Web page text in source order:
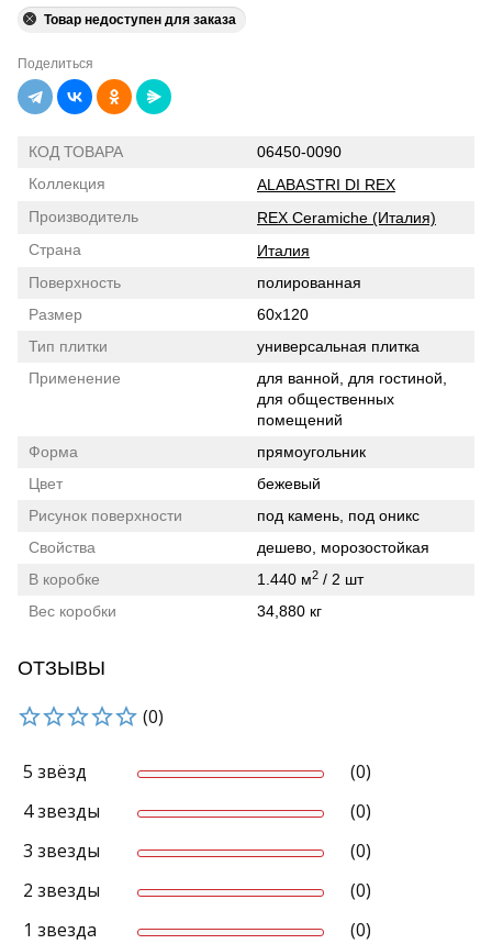
Товар недоступен для заказа
Поделиться
КОД ТОВАРА
06450-0090
Коллекция
ALABASTRI DI REX
Производитель
REX Ceramiche (Италия)
Страна
Италия
Поверхность
полированная
Размер
60x120
Тип плитки
универсальная плитка
Применение
для ванной, для гостиной,
для общественных
помещений
Форма
прямоугольник
Цвет
бежевый
Рисунок поверхности
под камень, под оникс
Свойства
дешево, морозостойкая
В коробке
1.440 м2 / 2 шт
Вес коробки
34,880 кг
ОТЗЫВЫ
(0)
5 звёзд
(0)
4 звезды
(0)
3 звезды
(0)
2 звезды
(0)
1 звезда
(0)